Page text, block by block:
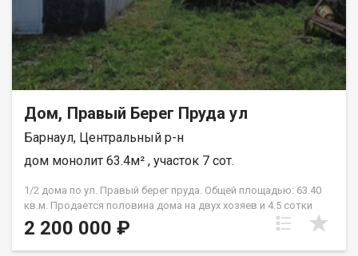
постройки, две полноценные комнаты. Можно заехать и жить,
постепенно превращая его в дом своей мечты. Это отличная
альтернатива тесной однушке. Свой двор, своя земля и
минимум соседей. Звоните, отвечу на все вопросы и покажу в
удобное для вас время! Возможен обмен на вашу
недвижимость. Возможна продажа в рассрочку. При звонке,
Дом, Правый Берег Пруда ул
Барнаул, Центральный р-н
дом монолит 63.4м² , участок 7 сот.
1/2 дома по ул. Правый берег пруда. Общей площадью: 63.40
кв.м. Продается половина дома на двух хозяев и 4.5 сотки
земли. Отопление Печное-водяное . Дом требует
реконструкции. Главное - земля под строительство, рядом с
центром города. Возможен обмен на вашу недвижимость.
2 200 000 ₽